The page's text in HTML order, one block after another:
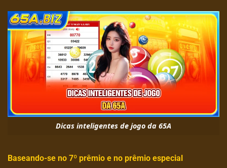
Dicas inteligentes de jogo da 65A
Baseando-se no 7º prêmio e no prêmio especial